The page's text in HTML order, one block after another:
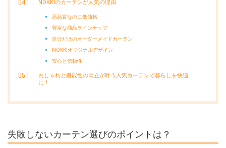
NOKKIのカーテンが人気の理由
高品質なのに低価格
豊富な商品ラインナップ
自分だけのオーダーメイドカーテン
NOKKIオリジナルデザイン
安心と信頼性
おしゃれと機能性の両立が叶う人気カーテンで暮らしを快適
に！
失敗しないカーテン選びのポイントは？